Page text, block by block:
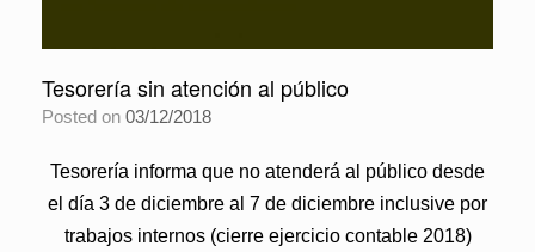
Tesorería sin atención al público
Posted on 03/12/2018
Tesorería informa que no atenderá al público desde
el día 3 de diciembre al 7 de diciembre inclusive por
trabajos internos (cierre ejercicio contable 2018)